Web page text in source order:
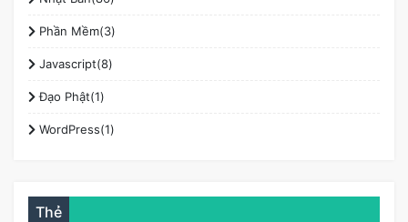
Phần Mềm(3)
Javascript(8)
Đạo Phật(1)
WordPress(1)
Thẻ